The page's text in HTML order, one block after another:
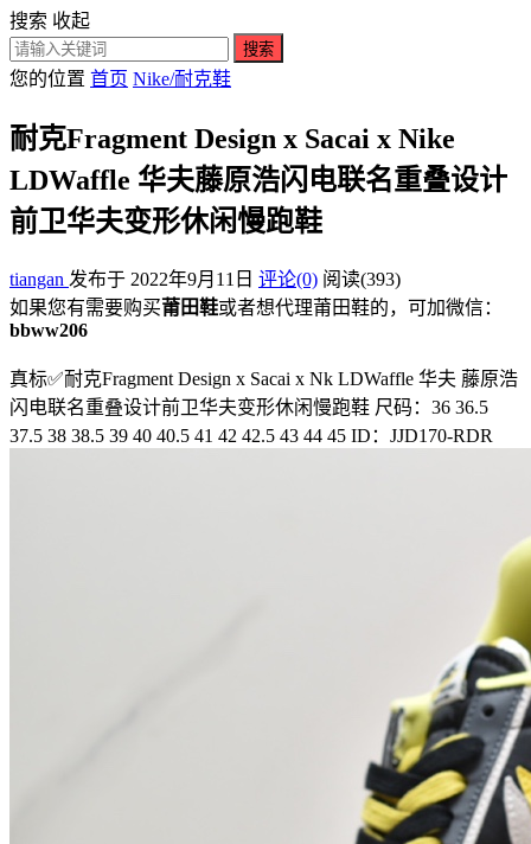
搜索 收起
搜索
您的位置 首页 Nike/耐克鞋
耐克Fragment Design x Sacai x Nike
LDWaffle 华夫藤原浩闪电联名重叠设计
前卫华夫变形休闲慢跑鞋
tiangan 发布于 2022年9月11日 评论(0) 阅读(393)
如果您有需要购买莆田鞋或者想代理莆田鞋的，可加微信：
bbww206
真标✅耐克Fragment Design x Sacai x Nk LDWaffle 华夫 藤原浩
闪电联名重叠设计前卫华夫变形休闲慢跑鞋 尺码：36 36.5
37.5 38 38.5 39 40 40.5 41 42 42.5 43 44 45 ID：JJD170-RDR